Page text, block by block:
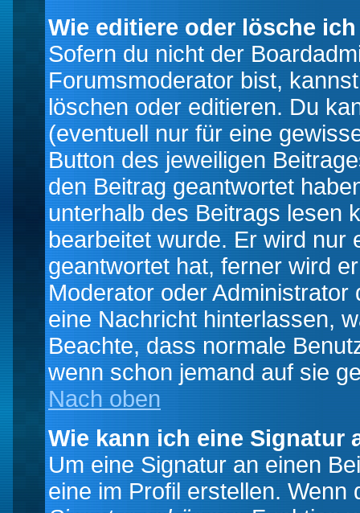
Wie editiere oder lösche
Sofern du nicht der
Forumsmoderator bist,
löschen oder editieren. Du
(eventuell nur für eine
Button des jeweiligen
den Beitrag geantwortet
unterhalb des Beitrags lesen
bearbeitet wurde. Er wird nur
geantwortet hat, ferner wird
Moderator oder
eine Nachricht hinterlassen,
Beachte, dass normale
wenn schon jemand auf sie
Nach oben
Wie kann ich eine Signatur
Um eine Signatur an einen
eine im Profil erstellen.